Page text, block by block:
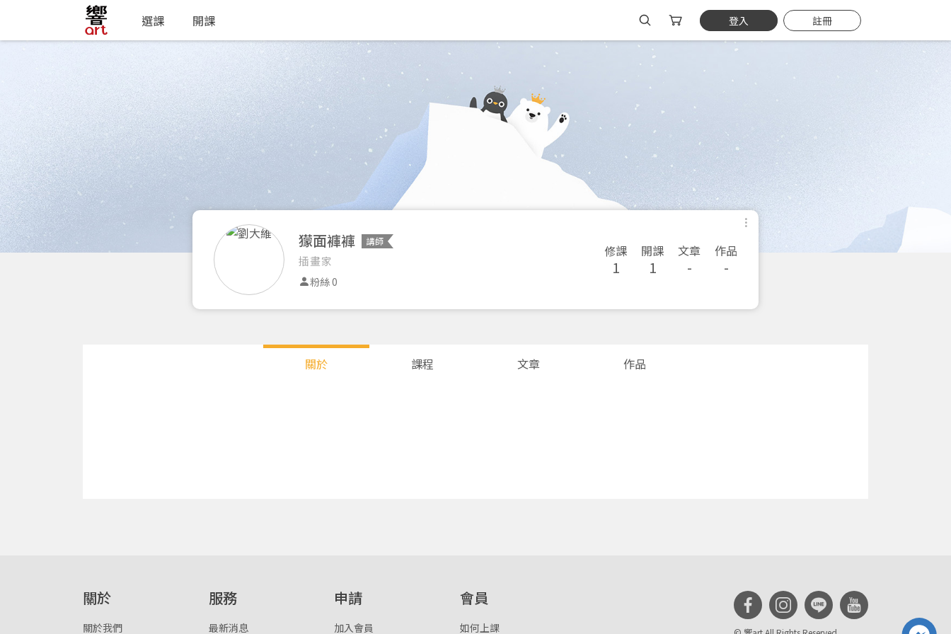
選課 開課 登入 註冊
獴面褲褲 講師
插畫家
粉絲 0
修課
1
開課
1
文章
-
作品
-
關於 課程 文章 作品
關於
關於我們
服務
最新消息
申請
加入會員
會員
如何上課